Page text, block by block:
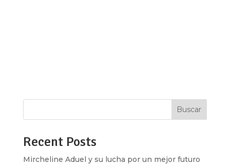
Buscar
Recent Posts
Mircheline Aduel y su lucha por un mejor futuro